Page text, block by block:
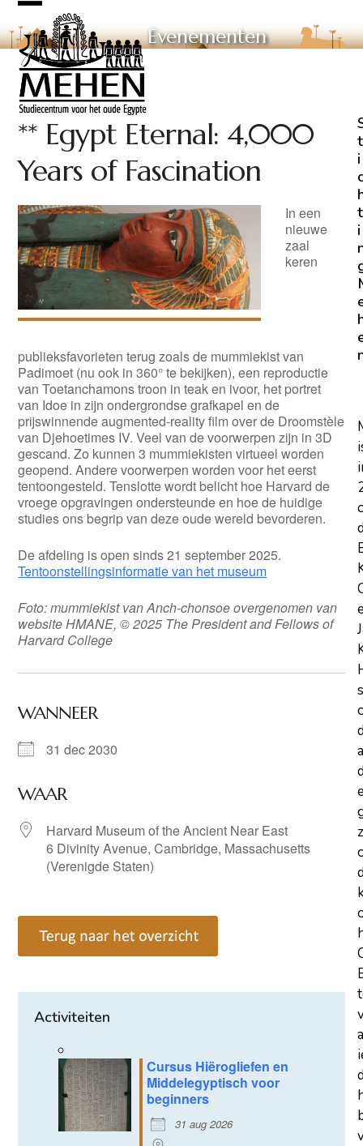
Skip
to
content
Open
mobile
menu
Close
mobile
menu
Evenementen
** Egypt Eternal: 4,000
Years of Fascination
In een
nieuwe
zaal
keren
publieksfavorieten terug zoals de mummiekist van
Padimoet (nu ook in 360° te bekijken), een reproductie
van Toetanchamons troon in teak en ivoor, het portret
van Idoe in zijn ondergrondse grafkapel en de
prijswinnende augmented-reality film over de Droomstèle
van Djehoetimes IV. Veel van de voorwerpen zijn in 3D
gescand. Zo kunnen 3 mummiekisten virtueel worden
geopend. Andere voorwerpen worden voor het eerst
tentoongesteld. Tenslotte wordt belicht hoe Harvard de
vroege opgravingen ondersteunde en hoe de huidige
studies ons begrip van deze oude wereld bevorderen.
De afdeling is open sinds 21 september 2025.
Tentoonstellingsinformatie van het museum
Foto: mummiekist van Anch-chonsoe overgenomen van
website HMANE, © 2025 The President and Fellows of
Harvard College
WANNEER
31 dec 2030
WAAR
Harvard Museum of the Ancient Near East
6 Divinity Avenue, Cambridge, Massachusetts
(Verenigde Staten)
Activiteiten
Cursus Hiërogliefen en
Middelegyptisch voor
beginners
31 aug 2026
t
i
t
i